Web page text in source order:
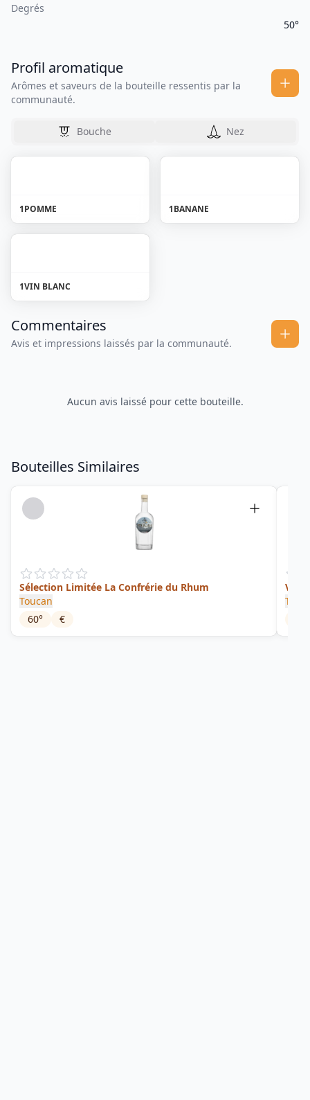
Degrés
50°
Profil aromatique
Arômes et saveurs de la bouteille ressentis par la
communauté.
Bouche Nez
1POMME 1BANANE
1VIN BLANC
Commentaires
Avis et impressions laissés par la communauté.
Aucun avis laissé pour cette bouteille.
Bouteilles Similaires
Sélection Limitée La Confrérie du Rhum
Toucan
60° €